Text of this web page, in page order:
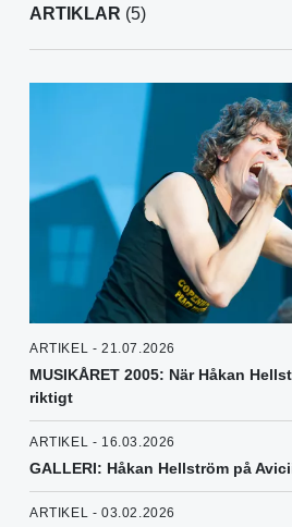
ARTIKLAR (5)
ARTIKEL - 21.07.2026
MUSIKÅRET 2005: När Håkan
riktigt
ARTIKEL - 16.03.2026
GALLERI: Håkan Hellström på
ARTIKEL - 03.02.2026